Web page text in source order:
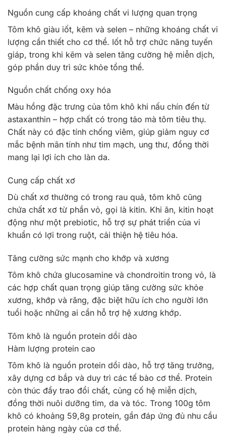
Nguồn cung cấp khoáng chất vi lượng quan trọng
Tôm khô giàu iốt, kẽm và selen – những khoáng chất vi
lượng cần thiết cho cơ thể. Iốt hỗ trợ chức năng tuyến
giáp, trong khi kẽm và selen tăng cường hệ miễn dịch,
góp phần duy trì sức khỏe tổng thể.
Nguồn chất chống oxy hóa
Màu hồng đặc trưng của tôm khô khi nấu chín đến từ
astaxanthin – hợp chất có trong tảo mà tôm tiêu thụ.
Chất này có đặc tính chống viêm, giúp giảm nguy cơ
mắc bệnh mãn tính như tim mạch, ung thư, đồng thời
mang lại lợi ích cho làn da.
Cung cấp chất xơ
Dù chất xơ thường có trong rau quả, tôm khô cũng
chứa chất xơ từ phần vỏ, gọi là kitin. Khi ăn, kitin hoạt
động như một prebiotic, hỗ trợ sự phát triển của vi
khuẩn có lợi trong ruột, cải thiện hệ tiêu hóa.
Tăng cường sức mạnh cho khớp và xương
Tôm khô chứa glucosamine và chondroitin trong vỏ, là
các hợp chất quan trọng giúp tăng cường sức khỏe
xương, khớp và răng, đặc biệt hữu ích cho người lớn
tuổi hoặc những ai cần hỗ trợ hệ xương khớp.
Tôm khô là nguồn protein dồi dào
Hàm lượng protein cao
Tôm khô là nguồn protein dồi dào, hỗ trợ tăng trưởng,
xây dựng cơ bắp và duy trì các tế bào cơ thể. Protein
còn thúc đẩy trao đổi chất, củng cố hệ miễn dịch,
đồng thời nuôi dưỡng tim, da và tóc. Trong 100g tôm
khô có khoảng 59,8g protein, gần đáp ứng đủ nhu cầu
protein hàng ngày của cơ thể.